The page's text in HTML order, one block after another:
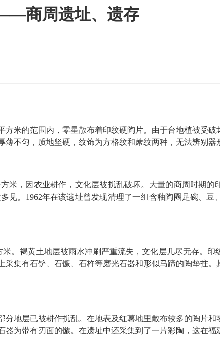
商周遗址、遗存
方米的范围内，零星散布着印纹硬陶片。由于台地植被受
不匀，质地坚硬，纹饰为方格纹和蓆纹两种，无法辨别器
，因农业耕作，文化层被扰乱破坏。大量的商周时期的
见。1962年在该遗址曾发现清理了一组含釉陶圈足碗、豆
褐黄土地层被雨水冲刷严重流失，文化层几尽无存。印
集有石铲、石镰、石杵等磨光石器和形似马蹄的陶垫拄
地层已被耕作扰乱。在地表及红薯地里散布较多的陶片和
为带有刃面的镞。在遗址中还采集到了一片彩陶，这在福